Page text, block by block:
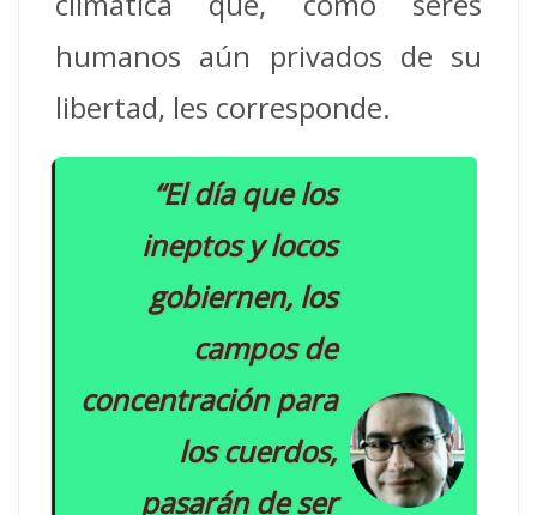
humanos aún privados de su
libertad, les corresponde.
“El día que los
ineptos y locos
gobiernen, los
campos de
concentración para
los cuerdos,
pasarán de ser